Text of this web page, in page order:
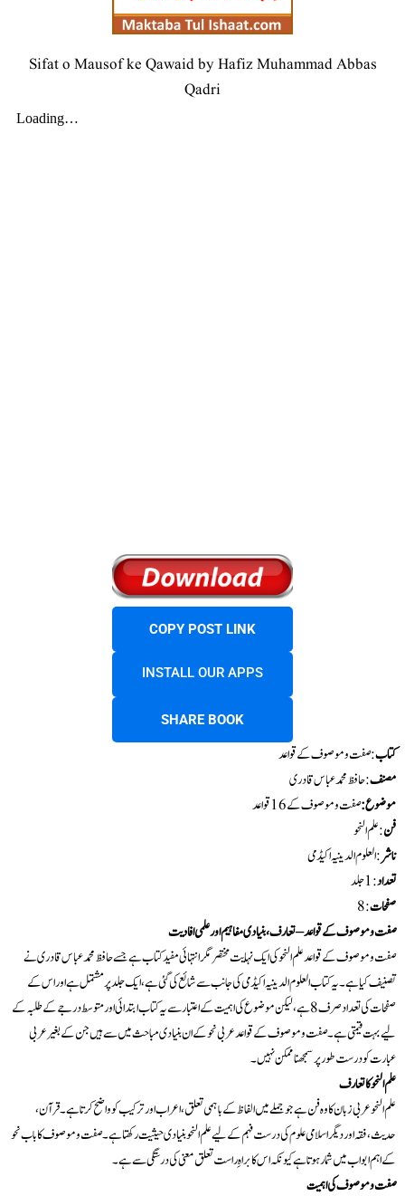
Sifat o Mausof ke Qawaid by Hafiz Muhammad Abbas
Qadri
COPY POST LINK
INSTALL OUR APPS
SHARE BOOK
کتاب: صفت و موصوف کے قواعد
مصنف: حافظ محمد عباس قادری
موضوع:صفت و موصوف کے 16 قواعد
فن: علم النحو
ناشر:العلوم الدینیہ اکیڈمی
تعداد:1 جلد
صفحات: 8
صفت و موصوف کے قواعد – تعارف، بنیادی مفاہیم اور علمی افادیت
صفت و موصوف کے قواعد علم النحو کی ایک نہایت مختصر مگر انتہائی مفید کتاب ہے جسے حافظ محمد عباس قادری نے
تصنیف کیا ہے۔ یہ کتاب العلوم الدینیہ اکیڈمی کی جانب سے شائع کی گئی ہے، ایک جلد پر مشتمل ہے اور اس کے
صفحات کی تعداد صرف 8 ہے، لیکن موضوع کی اہمیت کے اعتبار سے یہ کتاب ابتدائی اور متوسط درجے کے طلبہ کے
لیے بہت قیمتی ہے۔ صفت و موصوف کے قواعد عربی نحو کے ان بنیادی مباحث میں سے ہیں جن کے بغیر عربی
عبارت کو درست طور پر سمجھنا ممکن نہیں۔
علم النحو کا تعارف
علم النحو عربی زبان کا وہ فن ہے جو جملے میں الفاظ کے باہمی تعلق، اعراب اور ترکیب کو واضح کرتا ہے۔ قرآن،
حدیث، فقہ اور دیگر اسلامی علوم کی درست فہم کے لیے علم النحو بنیادی حیثیت رکھتا ہے۔ صفت و موصوف کا باب نحو
کے اہم ابواب میں شمار ہوتا ہے کیونکہ اس کا براہِ راست تعلق معنی کی درستگی سے ہے۔
صفت و موصوف کی اہمیت